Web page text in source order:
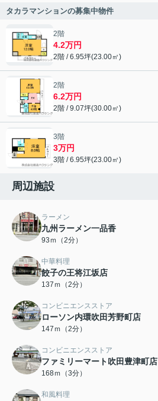
タカラマンションの募集中物件
2階
4.2万円
2階 / 6.95坪(23.00㎡)
2階
6.2万円
2階 / 9.07坪(30.00㎡)
3階
3万円
3階 / 6.95坪(23.00㎡)
周辺施設
ラーメン
九州ラーメン一品香
93ｍ（2分）
中華料理
餃子の王将江坂店
137ｍ（2分）
コンビニエンスストア
ローソン内環吹田芳野町店
147ｍ（2分）
コンビニエンスストア
ファミリーマート吹田豊津町店
168ｍ（3分）
和風料理